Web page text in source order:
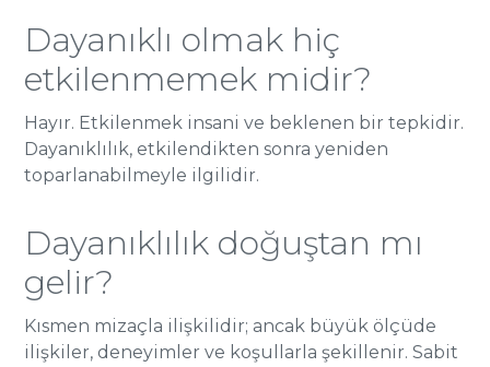
Dayanıklı olmak hiç
etkilenmemek midir?
Hayır. Etkilenmek insani ve beklenen bir tepkidir.
Dayanıklılık, etkilendikten sonra yeniden
toparlanabilmeyle ilgilidir.
Dayanıklılık doğuştan mı
gelir?
Kısmen mizaçla ilişkilidir; ancak büyük ölçüde
ilişkiler, deneyimler ve koşullarla şekillenir. Sabit